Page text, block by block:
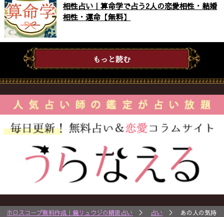
相性占い｜算命学で占う2人の恋愛相性・結婚
相性・運命【無料】
もっと読む
ホロスコープ無料作成｜鏡リュウジの精密占い ＞ 占い ＞ あの人の気持